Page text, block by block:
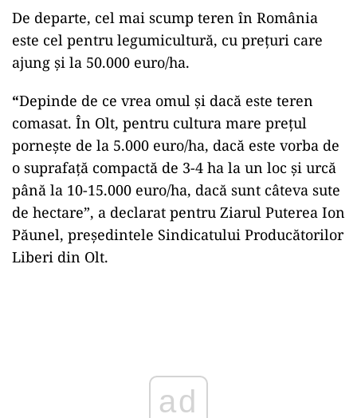
De departe, cel mai scump teren în România
este cel pentru legumicultură, cu prețuri care
ajung și la 50.000 euro/ha.
“Depinde de ce vrea omul și dacă este teren
comasat. În Olt, pentru cultura mare prețul
pornește de la 5.000 euro/ha, dacă este vorba de
o suprafață compactă de 3-4 ha la un loc și urcă
până la 10-15.000 euro/ha, dacă sunt câteva sute
de hectare”, a declarat pentru Ziarul Puterea Ion
Păunel, președintele Sindicatului Producătorilor
Liberi din Olt.